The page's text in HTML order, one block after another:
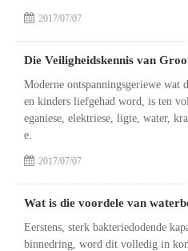
2017/07/07
Die Veiligheidskennis van
2017/07/07
Moderne ontspanningsgeriewe wat
en kinders liefgehad word, is ten
eganiese, elektriese, ligte, water,
e.
Wat is die voordele van
Eerstens, sterk bakteriedodende
binnedring, word dit volledig in